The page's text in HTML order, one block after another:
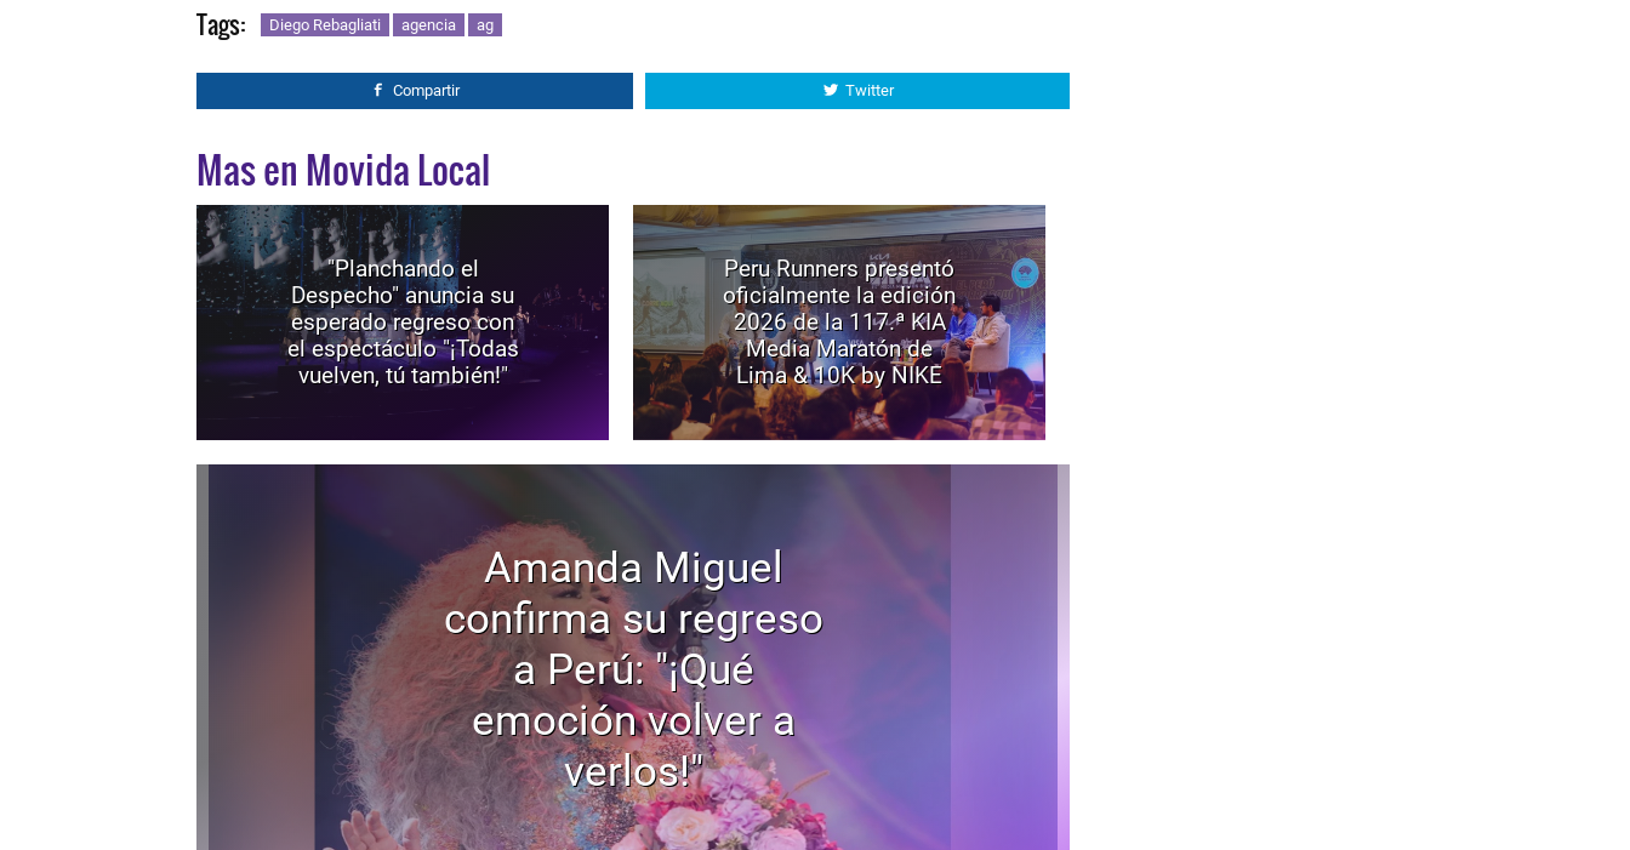
Tags: Diego Rebagliati agencia ag
Compartir Twitter
Mas en Movida Local
"Planchando el
Despecho" anuncia su
esperado regreso con
el espectáculo "¡Todas
vuelven, tú también!"
Peru Runners presentó
oficialmente la edición
2026 de la 117.ª KIA
Media Maratón de
Lima & 10K by NIKE
Amanda Miguel
confirma su regreso
a Perú: "¡Qué
emoción volver a
verlos!"